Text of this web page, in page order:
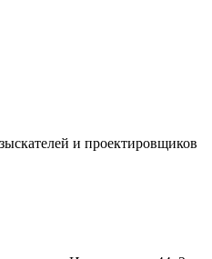
и проектировщиков